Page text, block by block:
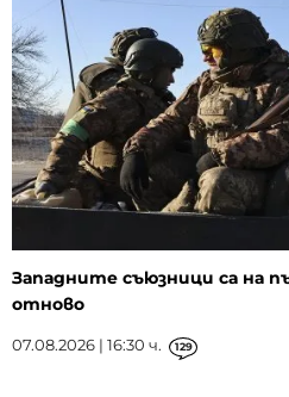
Западните съюзници са на
отново
07.08.2026 | 16:30 ч. 129